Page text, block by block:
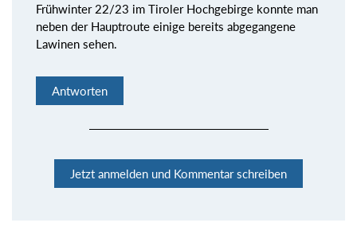
Frühwinter 22/23 im Tiroler Hochgebirge konnte man
neben der Hauptroute einige bereits abgegangene
Lawinen sehen.
Antworten
Jetzt anmelden und Kommentar schreiben